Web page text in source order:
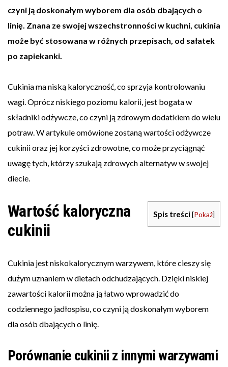
czyni ją doskonałym wyborem dla osób dbających o
linię. Znana ze swojej wszechstronności w kuchni, cukinia
może być stosowana w różnych przepisach, od sałatek
po zapiekanki.
Cukinia ma niską kaloryczność, co sprzyja kontrolowaniu
wagi. Oprócz niskiego poziomu kalorii, jest bogata w
składniki odżywcze, co czyni ją zdrowym dodatkiem do wielu
potraw. W artykule omówione zostaną wartości odżywcze
cukinii oraz jej korzyści zdrowotne, co może przyciągnąć
uwagę tych, którzy szukają zdrowych alternatyw w swojej
diecie.
Spis treści[Pokaż]
Wartość kaloryczna
cukinii
Cukinia jest niskokalorycznym warzywem, które cieszy się
dużym uznaniem w dietach odchudzających. Dzięki niskiej
zawartości kalorii można ją łatwo wprowadzić do
codziennego jadłospisu, co czyni ją doskonałym wyborem
dla osób dbających o linię.
Porównanie cukinii z innymi warzywami